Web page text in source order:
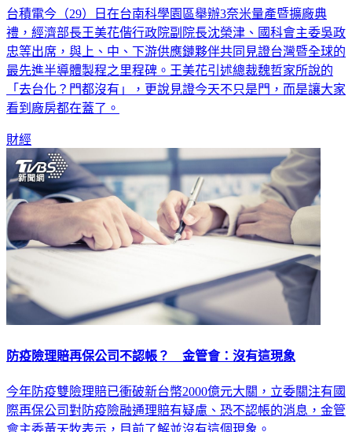
台積電今（29）日在台南科學園區舉辦3奈米量產暨擴廠典
禮，經濟部長王美花偕行政院副院長沈榮津、國科會主委吳政
忠等出席，與上、中、下游供應鏈夥伴共同見證台灣暨全球的
最先進半導體製程之里程碑。王美花引述總裁魏哲家所說的
「去台化？門都沒有」，更說見證今天不只是門，而是讓大家
看到廠房都在蓋了。
財經
防疫險理賠再保公司不認帳？ 金管會：沒有這現象
今年防疫雙險理賠已衝破新台幣2000億元大關，立委關注有國
際再保公司對防疫險融通理賠有疑慮、恐不認帳的消息，金管
會主委黃天牧表示，目前了解並沒有這個現象。